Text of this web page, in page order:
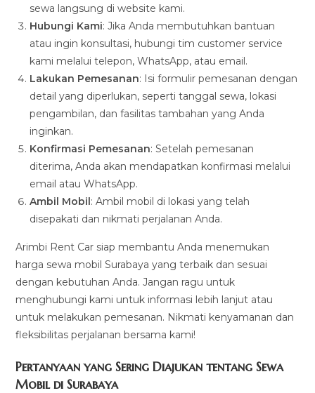
sewa langsung di website kami.
Hubungi Kami: Jika Anda membutuhkan bantuan
atau ingin konsultasi, hubungi tim customer service
kami melalui telepon, WhatsApp, atau email.
Lakukan Pemesanan: Isi formulir pemesanan dengan
detail yang diperlukan, seperti tanggal sewa, lokasi
pengambilan, dan fasilitas tambahan yang Anda
inginkan.
Konfirmasi Pemesanan: Setelah pemesanan
diterima, Anda akan mendapatkan konfirmasi melalui
email atau WhatsApp.
Ambil Mobil: Ambil mobil di lokasi yang telah
disepakati dan nikmati perjalanan Anda.
Arimbi Rent Car siap membantu Anda menemukan
harga sewa mobil Surabaya yang terbaik dan sesuai
dengan kebutuhan Anda. Jangan ragu untuk
menghubungi kami untuk informasi lebih lanjut atau
untuk melakukan pemesanan. Nikmati kenyamanan dan
fleksibilitas perjalanan bersama kami!
Pertanyaan yang Sering Diajukan tentang Sewa
Mobil di Surabaya